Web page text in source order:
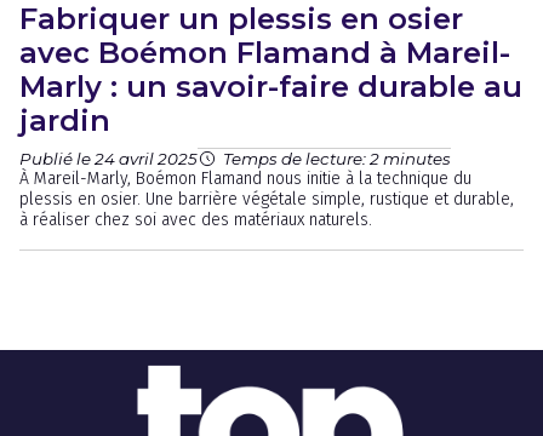
Fabriquer un plessis en osier
avec Boémon Flamand à Mareil-
Marly : un savoir-faire durable au
jardin
Publié le 24 avril 2025 Temps de lecture: 2 minutes
À Mareil-Marly, Boémon Flamand nous initie à la technique du
plessis en osier. Une barrière végétale simple, rustique et durable,
à réaliser chez soi avec des matériaux naturels.